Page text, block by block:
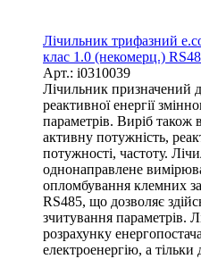
Лічильник трифазний
клас 1.0 (некомерц.)
Арт.: i0310039
Лічильник призначений
реактивної енергії
параметрів. Виріб також
активну потужність,
потужності, частоту.
однонаправлене
опломбування клемних
RS485, що дозволяє
зчитування параметрів.
розрахунку
електроенергію, а тільки